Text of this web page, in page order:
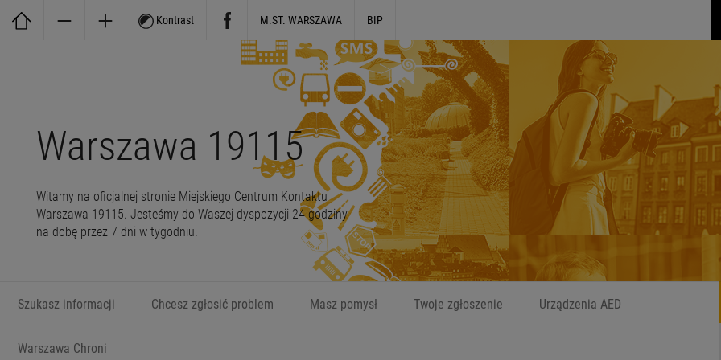
Kontrast M.ST. WARSZAWA BIP
Warszawa 19115
Witamy na oficjalnej stronie Miejskiego Centrum Kontaktu
Warszawa 19115. Jesteśmy do Waszej dyspozycji 24 godziny
na dobę przez 7 dni w tygodniu.
Szukasz informacji Chcesz zgłosić problem Masz pomysł Twoje zgłoszenie Urządzenia AED
Warszawa Chroni